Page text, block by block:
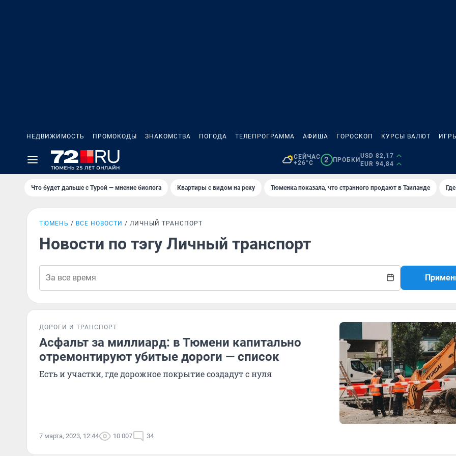
НЕДВИЖИМОСТЬ ПРОМОКОДЫ ЗНАКОМСТВА ПОГОДА ТЕЛЕПРОГРАММА АФИША ГОРОСКОП КУРСЫ ВАЛЮТ
СЕЙЧАС
+26°C
2 ПРОБКИ
USD 82,17
EUR 94,84
Что будет дальше с Турой — мнение биолога Квартиры с видом на реку Тюменка показала, что странного продают в Таиланде
ТЮМЕНЬ ВСЕ НОВОСТИ ЛИЧНЫЙ ТРАНСПОРТ
Новости по тэгу Личный транспорт
ДОРОГИ И ТРАНСПОРТ
Асфальт за миллиард: в Тюмени капитально
отремонтируют убитые дороги — список
Есть и участки, где дорожное покрытие создадут с нуля
7 марта, 2023, 12:44 10 007 34